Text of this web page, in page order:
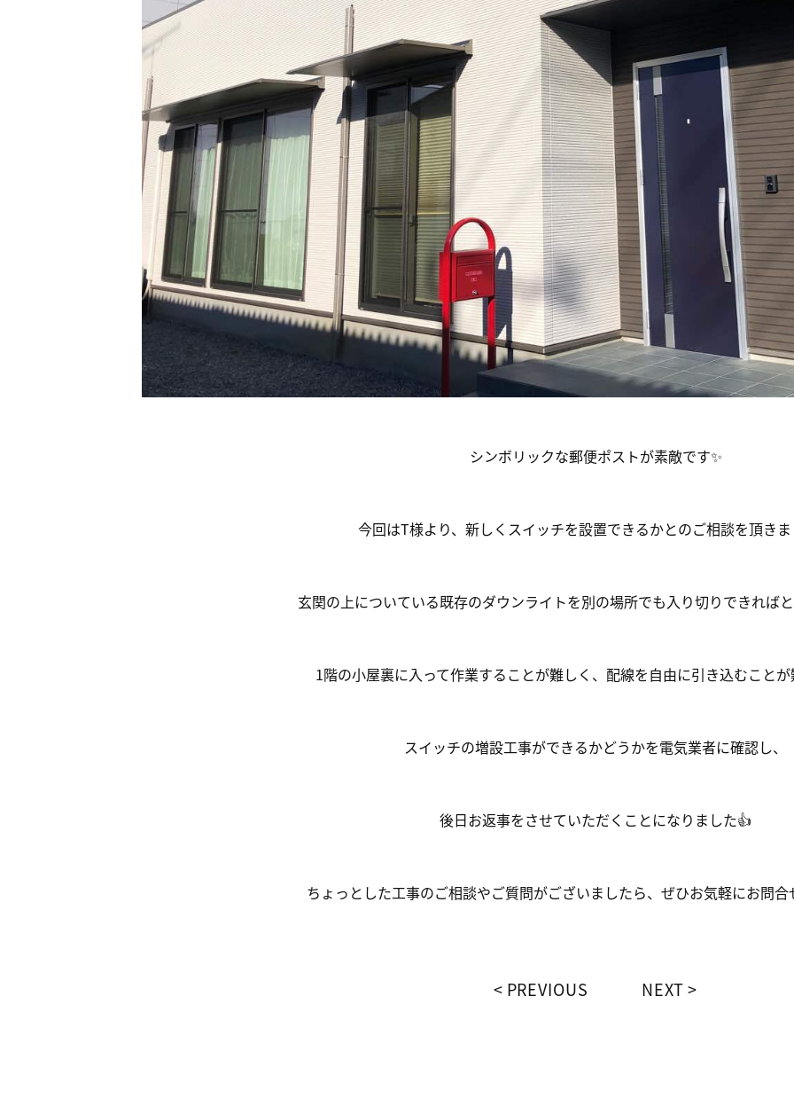
シンボリックな郵便ポストが素敵です✨
今回はT様より、新しくスイッチを設置できるかとのご相談を頂きま
玄関の上についている既存のダウンライトを別の場所でも入り切りできればと
1階の小屋裏に入って作業することが難しく、配線を自由に引き込むこと
スイッチの増設工事ができるかどうかを電気業者に確認し、
後日お返事をさせていただくことになりました👍
ちょっとした工事のご相談やご質問がございましたら、ぜひお気軽にお問合
PREVIOUS NEXT